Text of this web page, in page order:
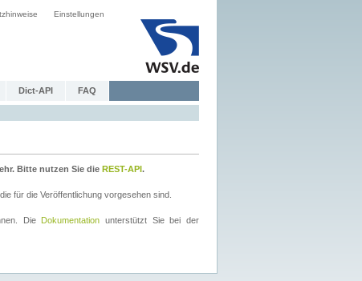
Einstellungen
Dict-API FAQ
Bitte nutzen Sie die REST-API.
für die Veröffentlichung vorgesehen sind.
Die Dokumentation unterstützt Sie bei der